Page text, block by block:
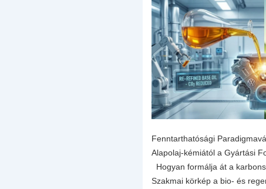
Fenntarthatósági
Alapolaj-kémiától a Gyártási
Hogyan formálja át a
Szakmai körkép a bio- és